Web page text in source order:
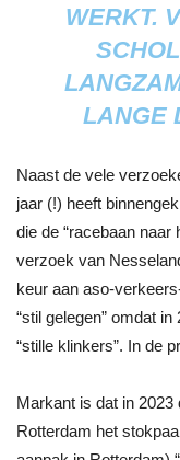
WERKT.
LANGE
Naast de vele
jaar (!) heeft
die de “racebaan naar
verzoek van
keur aan aso-
“stil gelegen” omdat
“stille klinkers”. In de
Markant is dat in
Rotterdam het